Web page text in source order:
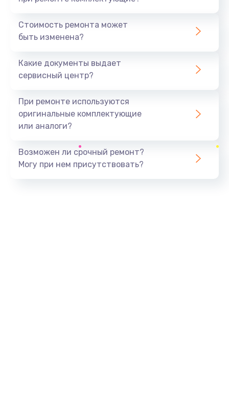
1440 руб.
Ремонт южного моста
Замена батарейки BIOS
Заказать
Стоимость ремонта может
быть изменена?
Какие документы выдает
сервисный центр?
При ремонте используются
оригинальные комплектующие
или аналоги?
Возможен ли срочный ремонт?
Могу при нем присутствовать?